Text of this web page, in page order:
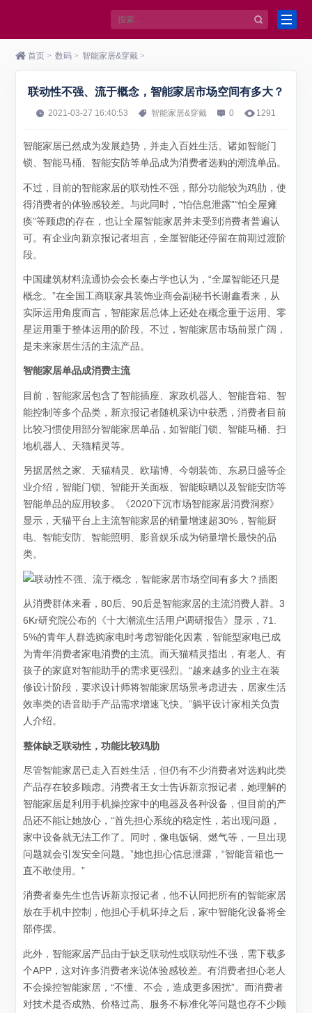
首页 > 数码 > 智能家居&穿戴 >
联动性不强、流于概念，智能家居市场空间有多大？
2021-03-27 16:40:53 智能家居&穿戴 0 1291
智能家居已然成为发展趋势，并走入百姓生活。诸如智能门
锁、智能马桶、智能安防等单品成为消费者选购的潮流单品。
不过，目前的智能家居的联动性不强，部分功能较为鸡肋，使
得消费者的体验感较差。与此同时，“怕信息泄露”“怕全屋瘫
痪”等顾虑的存在，也让全屋智能家居并未受到消费者普遍认
可。有企业向新京报记者坦言，全屋智能还停留在前期过渡阶
段。
中国建筑材料流通协会会长秦占学也认为，“全屋智能还只是
概念。”在全国工商联家具装饰业商会副秘书长谢鑫看来，从
实际运用角度而言，智能家居总体上还处在概念重于运用、零
星运用重于整体运用的阶段。不过，智能家居市场前景广阔，
是未来家居生活的主流产品。
智能家居单品成消费主流
目前，智能家居包含了智能插座、家政机器人、智能音箱、智
能控制等多个品类，新京报记者随机采访中获悉，消费者目前
比较习惯使用部分智能家居单品，如智能门锁、智能马桶、扫
地机器人、天猫精灵等。
另据居然之家、天猫精灵、欧瑞博、今朝装饰、东易日盛等企
业介绍，智能门锁、智能开关面板、智能晾晒以及智能安防等
智能单品的应用较多。《2020下沉市场智能家居消费洞察》
显示，天猫平台上主流智能家居的销量增速超30%，智能厨
电、智能安防、智能照明、影音娱乐成为销量增长最快的品
类。
从消费群体来看，80后、90后是智能家居的主流消费人群。3
6Kr研究院公布的《十大潮流生活用户调研报告》显示，71.
5%的青年人群选购家电时考虑智能化因素，智能型家电已成
为青年消费者家电消费的主流。而天猫精灵指出，有老人、有
孩子的家庭对智能助手的需求更强烈。“越来越多的业主在装
修设计阶段，要求设计师将智能家居场景考虑进去，居家生活
效率类的语音助手产品需求增速飞快。”躺平设计家相关负责
人介绍。
整体缺乏联动性，功能比较鸡肋
尽管智能家居已走入百姓生活，但仍有不少消费者对选购此类
产品存在较多顾虑。消费者王女士告诉新京报记者，她理解的
智能家居是利用手机操控家中的电器及各种设备，但目前的产
品还不能让她放心，“首先担心系统的稳定性，若出现问题，
家中设备就无法工作了。同时，像电饭锅、燃气等，一旦出现
问题就会引发安全问题。”她也担心信息泄露，“智能音箱也一
直不敢使用。”
消费者秦先生也告诉新京报记者，他不认同把所有的智能家居
放在手机中控制，他担心手机坏掉之后，家中智能化设备将全
部停摆。
此外，智能家居产品由于缺乏联动性或联动性不强，需下载多
个APP，这对许多消费者来说体验感较差。有消费者担心老人
不会操控智能家居，“不懂、不会，造成更多困扰”。而消费者
对技术是否成熟、价格过高、服务不标准化等问题也存不少顾